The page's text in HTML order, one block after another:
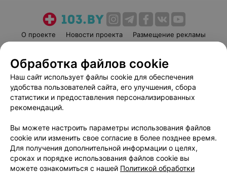
О проекте Новости проекта
Размещение рекламы
Пользовательское соглашение
Способы оплаты
Вакансии
Партнеры
Написать руководителю 103.by
Обработка персональных данных
Обработка файлов cookie
Наш сайт использует файлы cookie для обеспечения
удобства пользователей сайта, его улучшения, сбора
статистики и предоставления персонализированных
рекомендаций.
Вы можете настроить параметры использования файлов
cookie или изменить свое согласие в более позднее время.
Для получения дополнительной информации о целях,
сроках и порядке использования файлов cookie вы
можете ознакомиться с нашей Политикой обработки